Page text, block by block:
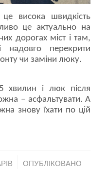
висока швидкість
це актуально на
дорогах міст і там,
перекрити
чи заміни люку.
хвилин і люк після
– асфальтувати. А
знову їхати по цій
ОПУБЛІКОВАНО